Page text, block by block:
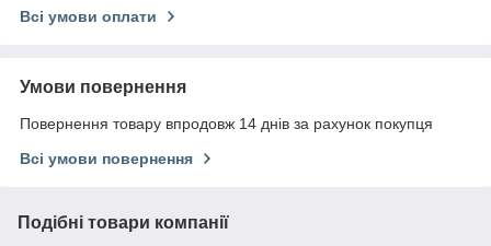
Всі умови оплати
Умови повернення
Повернення товару впродовж 14 днів за рахунок покупця
Всі умови повернення
Подібні товари компанії